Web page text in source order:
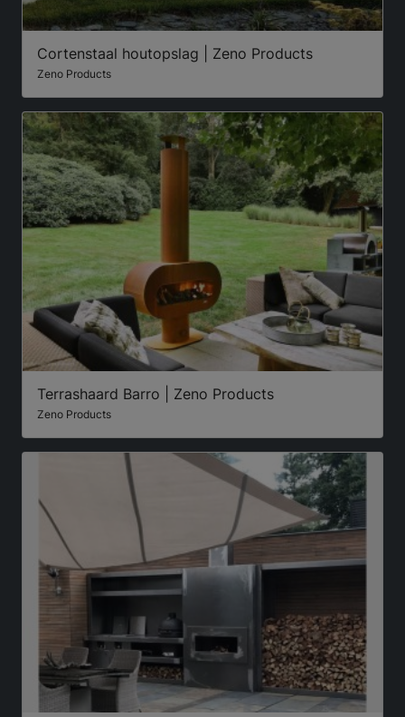
Cortenstaal houtopslag | Zeno Products
Zeno Products
Terrashaard Barro | Zeno Products
Zeno Products